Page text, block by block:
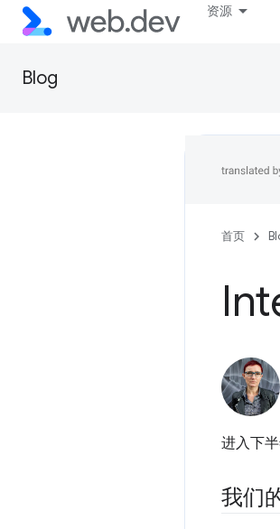
资源
Blog
首页
进入下
我们